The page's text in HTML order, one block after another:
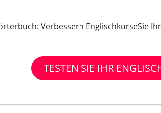
Verbessern EnglischkurseSie
TESTEN SIE IHR